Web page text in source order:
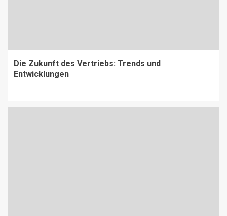
Die Zukunft des Vertriebs: Trends und
Entwicklungen